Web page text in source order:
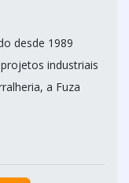
desde 1989
industriais
a Fuza